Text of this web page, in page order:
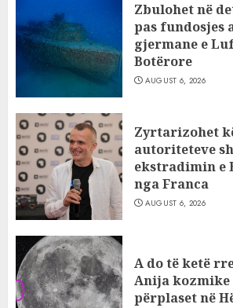
Zbulohet në
pas fundosjes
gjermane e
Botërore
AUGUST 6, 2026
Zyrtarizohet
autoriteteve
ekstradimin e
nga Franca
AUGUST 6, 2026
A do të ketë
Anija kozmike
përplaset në